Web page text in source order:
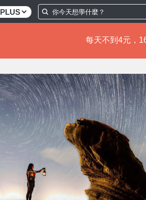
PLUS
每天不到4元，